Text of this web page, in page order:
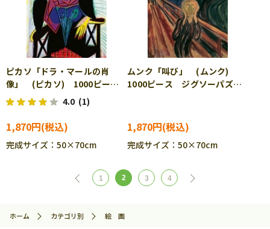
ピカソ「ドラ・マールの肖
像」 (ピカソ) 1000ピー
ス ジグソーパズル RAV-
172320
4.0 (1)
1,870円
完成サイズ：50×70cm
ムンク「叫び」 (ムンク)
1000ピース ジグソーパズ
1,870円
完成サイズ：50×70cm
1 2 3 4
ホーム カテゴリ別 絵 画